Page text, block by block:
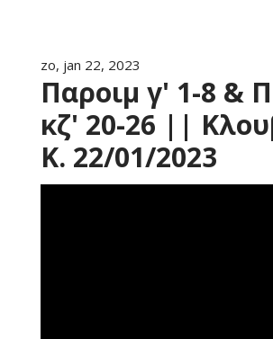
zo, jan 22, 2023
Παροιμ γ' 1-8 &
κζ' 20-26 ||
Κ. 22/01/2023